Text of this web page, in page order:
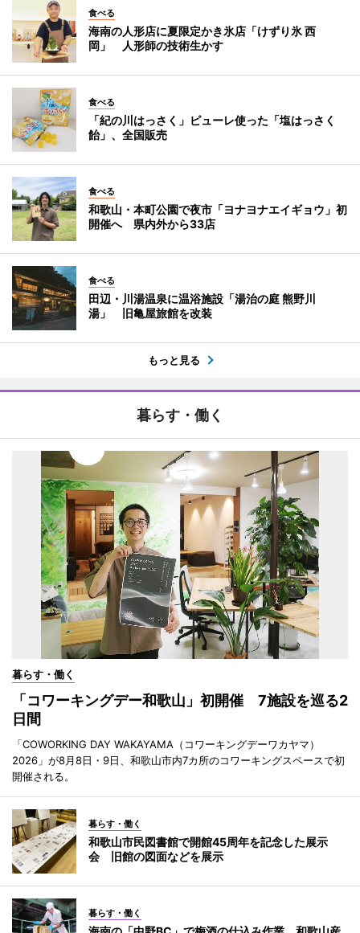
食べる
海南の人形店に夏限定かき氷店「けずり氷 西
岡」 人形師の技術生かす
食べる
「紀の川はっさく」ピューレ使った「塩はっさく
飴」、全国販売
食べる
和歌山・本町公園で夜市「ヨナヨナエイギョウ」初
開催へ 県内外から33店
食べる
田辺・川湯温泉に温浴施設「湯治の庭 熊野川
湯」 旧亀屋旅館を改装
もっと見る
暮らす・働く
暮らす・働く
「コワーキングデー和歌山」初開催 7施設を巡る2
日間
「COWORKING DAY WAKAYAMA（コワーキングデーワカヤマ）
2026」が8月8日・9日、和歌山市内7カ所のコワーキングスペースで初
開催される。
暮らす・働く
和歌山市民図書館で開館45周年を記念した展示
会 旧館の図面などを展示
暮らす・働く